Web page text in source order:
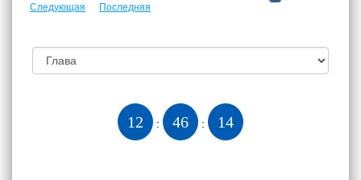
Следующая
Последняя
12 : 46 : 15